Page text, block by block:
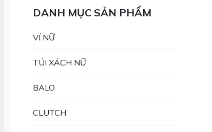
DANH MỤC SẢN PHẨM
VÍ NỮ
TÚI XÁCH NỮ
BALO
CLUTCH